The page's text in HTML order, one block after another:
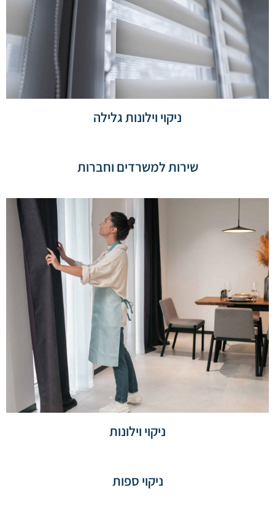
ניקוי וילונות גלילה
שירות למשרדים וחברות
ניקוי וילונות
ניקוי ספות